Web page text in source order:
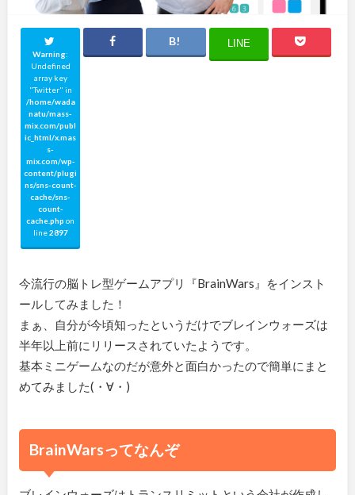
Warning:
Undefined
array key
"Twitter" in
/home/wada
natu/mass-
mix.com/publ
ic_html/x.mas
s-
mix.com/wp-
content/plugi
ns/sns-count-
cache/sns-
count-
cache.php on
line2897
LINE
今流行の脳トレ型ゲームアプリ『BrainWars』をインスト
ールしてみました！
まぁ、自分が今頃知ったというだけでブレインウォーズは
半年以上前にリリースされていたようです。
基本ミニゲームなのだが意外と面白かったので簡単にまと
めてみました(・∀・)
BrainWarsってなんぞ